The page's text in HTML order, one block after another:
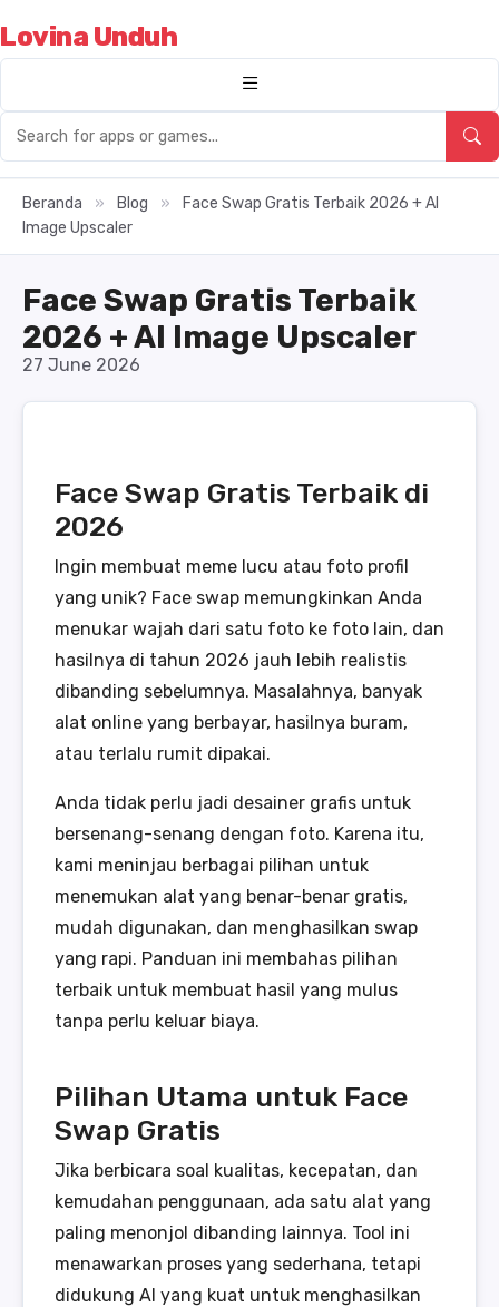
Lovina Unduh
Beranda » Blog »
Face Swap Gratis Terbaik 2026 + AI
Image Upscaler
Face Swap Gratis Terbaik
2026 + AI Image Upscaler
27 June 2026
Face Swap Gratis Terbaik di
2026
Ingin membuat meme lucu atau foto profil
yang unik? Face swap memungkinkan Anda
menukar wajah dari satu foto ke foto lain, dan
hasilnya di tahun 2026 jauh lebih realistis
dibanding sebelumnya. Masalahnya, banyak
alat online yang berbayar, hasilnya buram,
atau terlalu rumit dipakai.
Anda tidak perlu jadi desainer grafis untuk
bersenang-senang dengan foto. Karena itu,
kami meninjau berbagai pilihan untuk
menemukan alat yang benar-benar gratis,
mudah digunakan, dan menghasilkan swap
yang rapi. Panduan ini membahas pilihan
terbaik untuk membuat hasil yang mulus
tanpa perlu keluar biaya.
Pilihan Utama untuk Face
Swap Gratis
Jika berbicara soal kualitas, kecepatan, dan
kemudahan penggunaan, ada satu alat yang
paling menonjol dibanding lainnya. Tool ini
menawarkan proses yang sederhana, tetapi
didukung AI yang kuat untuk menghasilkan